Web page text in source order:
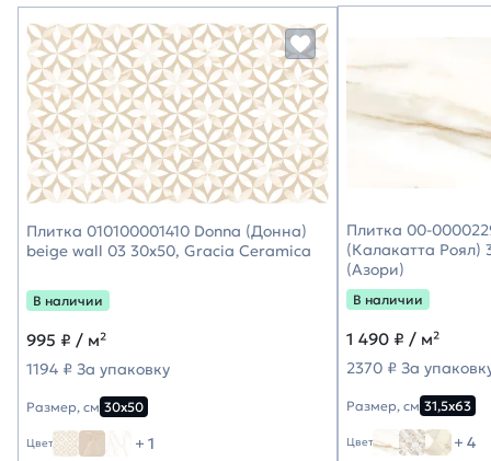
Плитка 010100001410 Donna (Донна)
beige wall 03 30х50, Gracia Ceramica
В наличии
995 ₽ / м²
1194 ₽ За упаковку
Размер, см 30х50
Цвет + 1
Плитка 00-
(Калакатта Роял)
(Азори)
В наличии
1 490 ₽ / м²
2370 ₽ За
Размер, см 31,5х63
Цвет + 4